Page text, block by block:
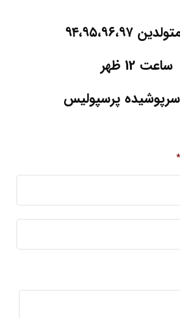
۹۴،۹۵،۹۶،۹۷
ساعت 12 ظهر
پرسپولیس
*